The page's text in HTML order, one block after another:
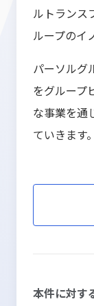
ルトランス
ループのイ
パーソルグ
をグループ
な事業を通
ていきます。
本件に対す